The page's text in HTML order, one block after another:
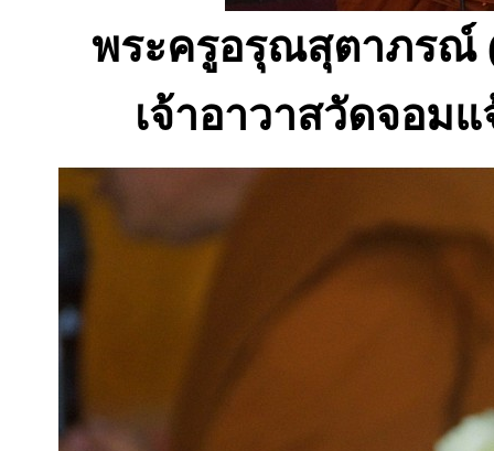
พระครูอรุณสุตาภรณ์
เจ้าอาวาสวัดจอม